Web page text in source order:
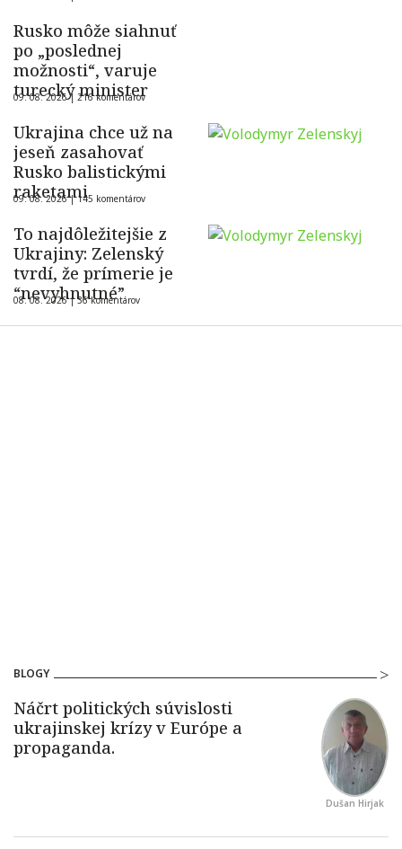
Rusko môže siahnuť
po „poslednej
možnosti“, varuje
turecký minister
09. 08. 2026 | 216 komentárov
Ukrajina chce už na
jeseň zasahovať
Rusko balistickými
raketami
09. 08. 2026 |145 komentárov
To najdôležitejšie z
Ukrajiny: Zelenský
tvrdí, že prímerie je
“nevyhnutné”
08. 08. 2026 |36 komentárov
BLOGY
Dušan Hirjak